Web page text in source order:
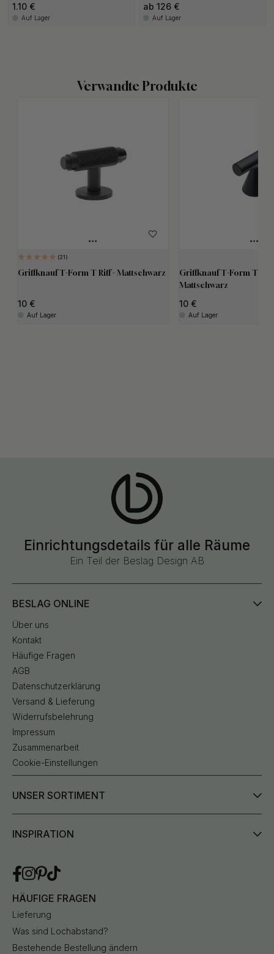
1.10 €
Auf Lager
ab 126 €
Auf Lager
Verwandte Produkte
21
Griffknauf T-Form T Riff - Mattschwarz
10
Auf Lager
Griffknauf T-Form T
Mattschwarz
10
Auf Lager
Einrichtungsdetails für alle Räume
Ein Teil der Beslag Design AB
BESLAG ONLINE
Über uns
Kontakt
Häufige Fragen
AGB
Datenschutzerklärung
Versand & Lieferung
Widerrufsbelehrung
Impressum
Zusammenarbeit
Cookie-Einstellungen
UNSER SORTIMENT
INSPIRATION
HÄUFIGE FRAGEN
Lieferung
Was sind Lochabstand?
Bestehende Bestellung ändern